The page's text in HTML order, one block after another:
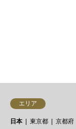
エリア
日本 東京都 京都府